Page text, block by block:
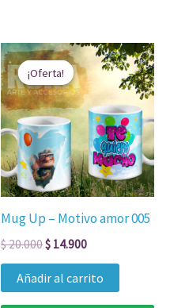
¡Oferta!
¡Oferta!
Mug Up – Motivo amor 005
$20.000
El
precio
original
era:
$ 20.000.
$ 14.900
El
precio
actual
es:
$ 14.900.
Añadir al carrito